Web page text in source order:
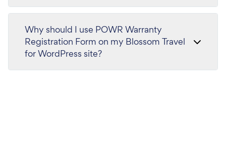
Why should I use POWR Warranty
Registration Form on my Blossom Travel
for WordPress site?